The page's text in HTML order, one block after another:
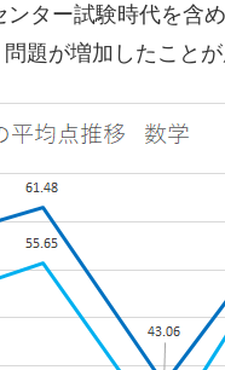
ター試験時代を含
題が増加したことが